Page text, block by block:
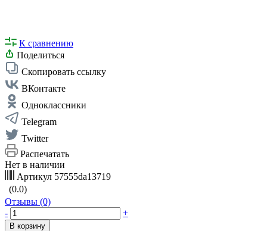
К сравнению
Поделиться
Скопировать ссылку
ВКонтакте
Одноклассники
Telegram
Twitter
Распечатать
Нет в наличии
Артикул 57555da13719
(0.0)
Отзывы (0)
-
+
В корзину